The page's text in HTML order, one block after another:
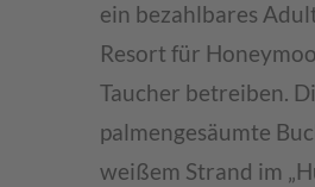
ein bezahlbares
Resort für
Taucher betreiben.
palmengesäumte
weißem Strand im